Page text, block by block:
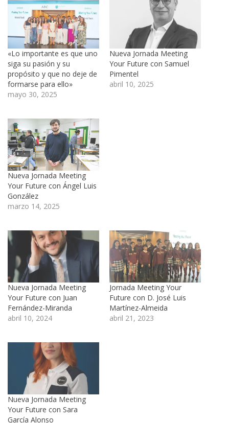
«Lo importante es que uno
siga su pasión y su
propósito y que no deje de
formarse para ello»
mayo 30, 2025
Nueva Jornada Meeting
Your Future con Samuel
Pimentel
abril 10, 2025
Nueva Jornada Meeting
Your Future con Ángel Luis
González
marzo 14, 2025
Nueva Jornada Meeting
Your Future con Juan
Fernández-Miranda
abril 10, 2024
Jornada Meeting Your
Future con D. José Luis
Martínez-Almeida
abril 21, 2023
Nueva Jornada Meeting
Your Future con Sara
García Alonso